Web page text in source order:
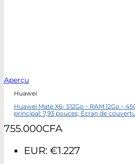
Aperçu
Huawei
Huawei Mate X6- 512Go – RAM 12Go –
principal: 7,93 pouces; Écran de
755.000CFA
EUR: €1.227